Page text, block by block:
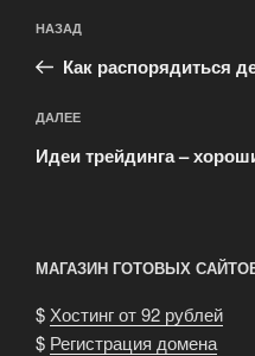
по
записям
Предыдущая
запись:
НАЗАД
Как распорядиться
Следующая
запись
ДАЛЕЕ
Идеи трейдинга –
МАГАЗИН ГОТОВЫХ САЙТОВ
$ Хостинг от 92 рублей
$ Регистрация домена